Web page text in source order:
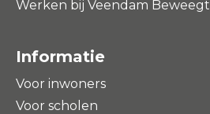
Werken bij Veendam Beweegt
Informatie
Voor inwoners
Voor scholen